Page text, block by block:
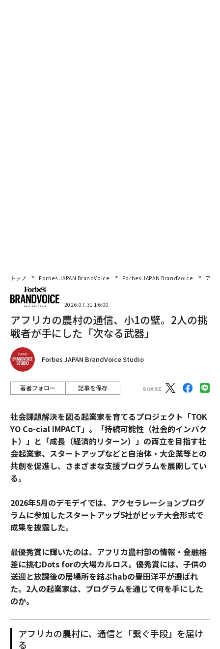
トップ Forbes JAPAN BrandVoice Forbes JAPAN BrandVoice アフ
2026.07.31 16:00
アフリカの農村の通信、小1の壁。2人の挑
戦者が手にした「次なる武器」
Forbes JAPAN BrandVoice Studio
著者フォロー 記事を保存
社会課題解決を図る起業家を育てるプロジェクト「TOK
YO Co-cial IMPACT」。
「持続可能性（社会的インパク
ト）」と「成長（経済的リターン）」の両立を目指す社
会起業家、スタートアップなどと自治体・大企業等との
共創を促進し、さまざまな支援プログラムを展開してい
る。
2026年5月のデモデイでは、アクセラレーションプログ
ラムに参加したスタートアップ5社がピッチ大会形式で
成果を披露した。
最優秀賞に輝いたのは、アフリカ農村部の情報・金融格
差に挑むDots forの大場カルロス。優秀賞には、子供の
送迎と放課後の居場所を結ぶhabの豊田洋平が選ばれ
た。2人の起業家は、プログラムを通じて何を手にした
のか。
アフリカの農村に、通信と「繋ぐ手段」を届け
る